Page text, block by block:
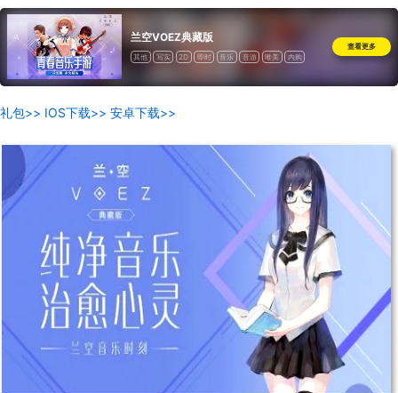
兰空VOEZ典藏版
其他 写实 2D 即时 音乐 音游 唯美
内购
查看更多
礼包>> IOS下载>> 安卓下载>>